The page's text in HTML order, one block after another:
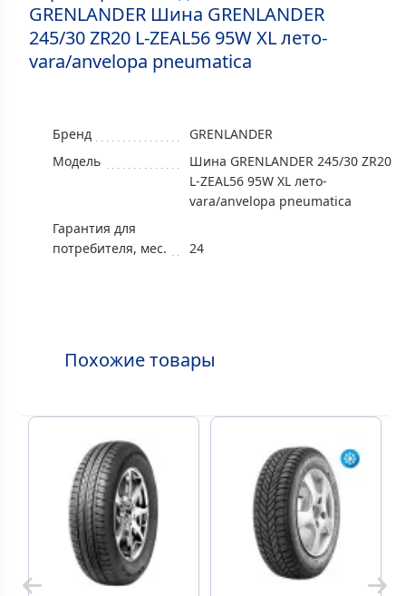
GRENLANDER Шина GRENLANDER
245/30 ZR20 L-ZEAL56 95W XL лето-
vara/anvelopa pneumatica
Бренд
GRENLANDER
Модель
Шина GRENLANDER 245/30 ZR20
L-ZEAL56 95W XL лето-
vara/anvelopa pneumatica
Гарантия для
потребителя, мес.
24
Похожие товары